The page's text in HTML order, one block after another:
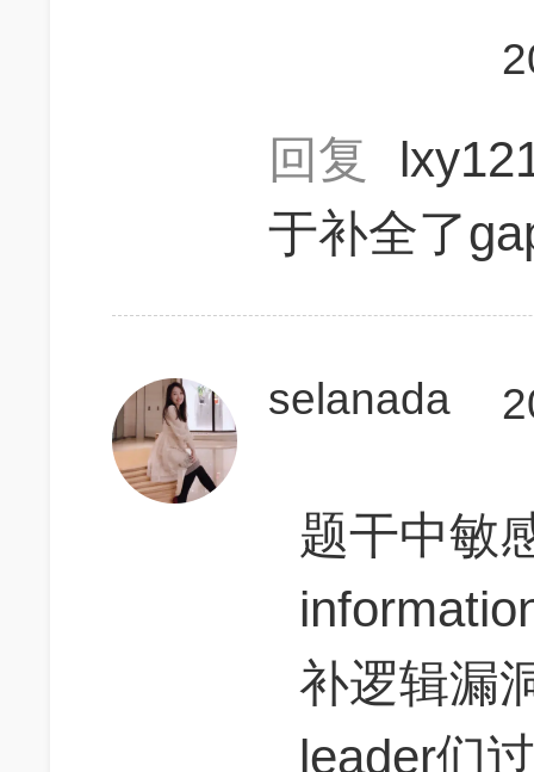
回复
于补全了
selanada
题干中敏
补逻辑漏
leader们